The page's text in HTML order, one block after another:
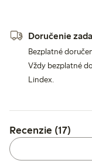
Doručenie
Bezplatné
Vždy bezplatné
Lindex.
Recenzie (17)